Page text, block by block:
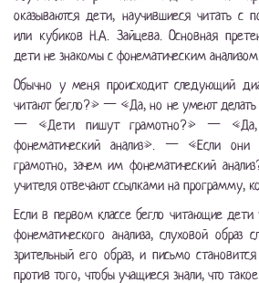
оказываются дети, научившиеся читать с
или кубиков Н.А. Зайцева. Основная
дети не знакомы с фонематическим
Обычно у меня происходит следующий
читают бегло?» — «Да, но не умеют делать
— «Дети пишут грамотно?» — «Да,
фонематический анализ». — «Если
грамотно, зачем им фонематический
учителя отвечают ссылками на программу,
Если в первом классе бегло читающие
фонематического анализа, слуховой образ
зрительный его образ, и письмо
против того, чтобы учащиеся знали, что